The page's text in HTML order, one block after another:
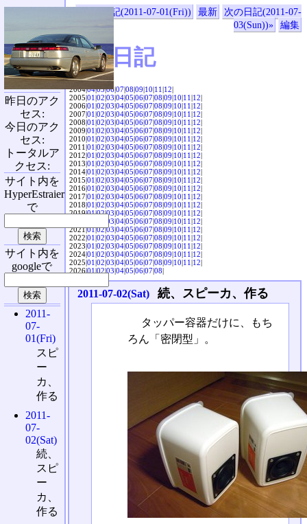
«前の日記(2011-07-01(Fri)) 最新
次の日記(2011-07-
03(Sun))»
編集
SVX日記
2004|04|05|06|07|08|09|10|11|12|
2005|01|02|03|04|05|06|07|08|09|10|11|12|
2006|01|02|03|04|05|06|07|08|09|10|11|12|
2007|01|02|03|04|05|06|07|08|09|10|11|12|
2008|01|02|03|04|05|06|07|08|09|10|11|12|
2009|01|02|03|04|05|06|07|08|09|10|11|12|
2010|01|02|03|04|05|06|07|08|09|10|11|12|
2011|01|02|03|04|05|06|07|08|09|10|11|12|
2012|01|02|03|04|05|06|07|08|09|10|11|12|
2013|01|02|03|04|05|06|07|08|09|10|11|12|
2014|01|02|03|04|05|06|07|08|09|10|11|12|
2015|01|02|03|04|05|06|07|08|09|10|11|12|
2016|01|02|03|04|05|06|07|08|09|10|11|12|
2017|01|02|03|04|05|06|07|08|09|10|11|12|
2018|01|02|03|04|05|06|07|08|09|10|11|12|
2019|01|02|03|04|05|06|07|08|09|10|11|12|
03|04|05|06|07|08|09|10|11|12|
2021|01|02|03|04|05|06|07|08|09|10|11|12|
2022|01|02|03|04|05|06|07|08|09|10|11|12|
2023|01|02|03|04|05|06|07|08|09|10|11|12|
2024|01|02|03|04|05|06|07|08|09|10|11|12|
2025|01|02|03|04|05|06|07|08|09|10|11|12|
2026|01|02|03|04|05|06|07|08|
2011-07-02(Sat) 続、スピーカ、作る
タッパー容器だけに、もち
ろん「密閉型」。
昨日のアク
セス:
今日のアク
セス:
トータルア
クセス:
サイト内を
HyperEstraier
で
サイト内を
googleで
2011-
07-
01(Fri)
スピ
ー
カ、
作る
2011-
07-
02(Sat)
続、
スピ
ー
カ、
作る